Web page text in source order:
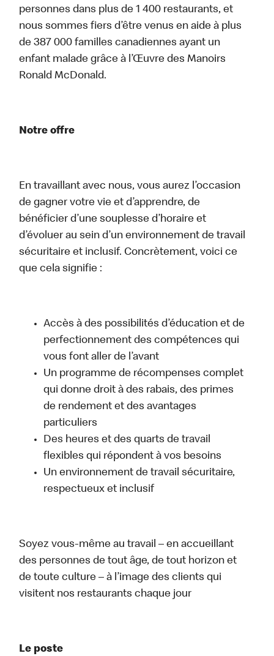
personnes dans plus de 1 400 restaurants, et
nous sommes fiers d’être venus en aide à plus
de 387 000 familles canadiennes ayant un
enfant malade grâce à l’Œuvre des Manoirs
Ronald McDonald.
Notre offre
En travaillant avec nous, vous aurez l’occasion
de gagner votre vie et d’apprendre, de
bénéficier d’une souplesse d’horaire et
d’évoluer au sein d’un environnement de travail
sécuritaire et inclusif. Concrètement, voici ce
que cela signifie :
Accès à des possibilités d’éducation et de
perfectionnement des compétences qui
vous font aller de l’avant
Un programme de récompenses complet
qui donne droit à des rabais, des primes
de rendement et des avantages
particuliers
Des heures et des quarts de travail
flexibles qui répondent à vos besoins
Un environnement de travail sécuritaire,
respectueux et inclusif
Soyez vous-même au travail – en accueillant
des personnes de tout âge, de tout horizon et
de toute culture – à l’image des clients qui
visitent nos restaurants chaque jour
Le poste